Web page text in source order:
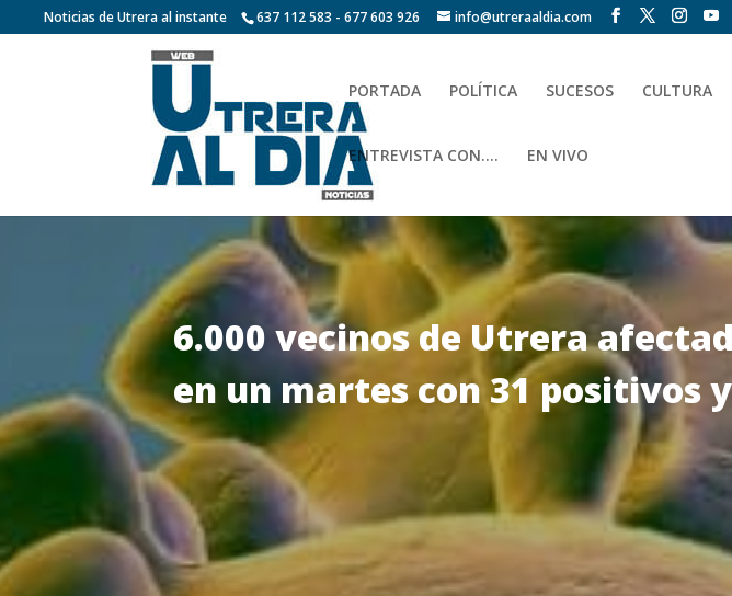
Noticias de Utrera al instante 637 112 583 - 677 603 926 info@utreraaldia.com
PORTADA POLÍTICA SUCESOS CULTURA
ENTREVISTA CON…. EN VIVO
6.000 vecinos de Utrera
en un martes con 31 positivos